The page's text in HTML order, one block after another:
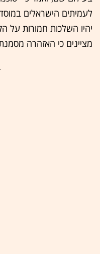
לעמיתים הישראלים
יהיו השלכות חמורות על
מציינים כי האזהרה